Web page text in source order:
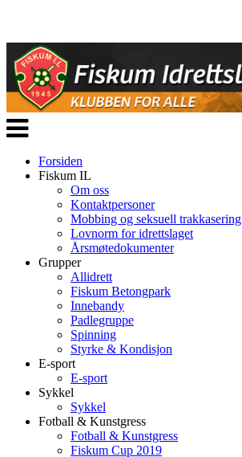
Veksle
navigasjon
Forsiden
Fiskum IL
Om oss
Kontaktpersoner
Mobbing og seksuell trakkasering
Lovnorm for idrettslaget
Årsmøtedokumenter
Grupper
Allidrett
Fiskum Betongpark
Innebandy
Padlegruppe
Spinning
Styrke & Kondisjon
E-sport
E-sport
Sykkel
Sykkel
Fotball & Kunstgress
Fotball & Kunstgress
Fiskum Cup 2019